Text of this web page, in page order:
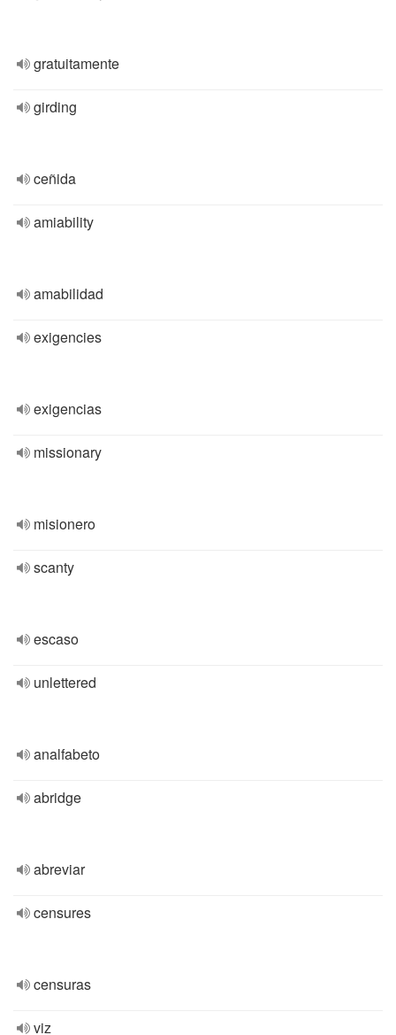
gratuitamente
girding
ceñida
amiability
amabilidad
exigencies
exigencias
missionary
misionero
scanty
escaso
unlettered
analfabeto
abridge
abreviar
censures
censuras
viz